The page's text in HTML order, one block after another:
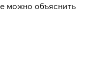
можно объяснить